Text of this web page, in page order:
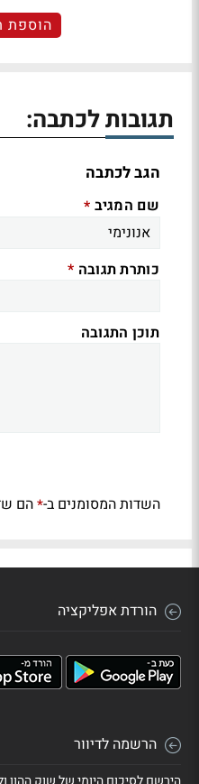
הוספת
תגובות לכתבה:
הגב לכתבה
שם המגיב *
כותרת תגובה *
תוכן התגובה
השדות המסומנים ב-*הם
הורדת אפליקציה
הרשמה לדיוור